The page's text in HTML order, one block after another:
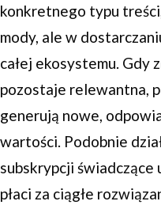
konkretnego typu
mody, ale w
całej ekosystemu. Gdy
pozostaje relewantna,
generują nowe,
wartości. Podobnie
subskrypcji świadczące
płaci za ciągłe